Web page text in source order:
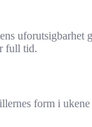
full tid.
form i